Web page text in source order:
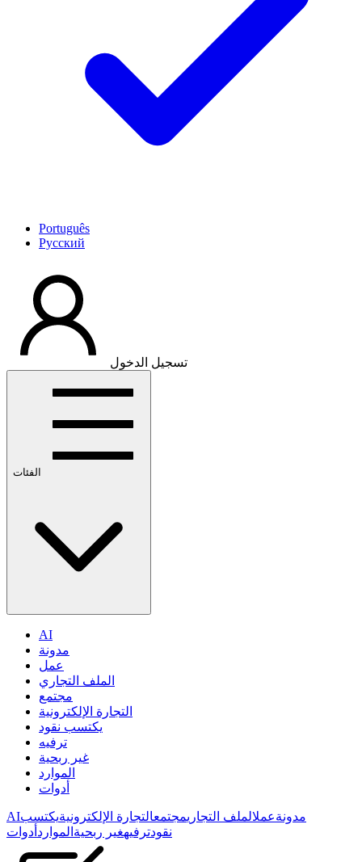
Português
Pусский
تسجيل الدخول
الفئات
AI
مدونة
عمل
الملف التجاري
مجتمع
التجارة الإلكترونية
يكتسب نقود
ترفيه
غير ربحية
الموارد
أدوات
AI مدونةعملالملف التجاريمجتمعالتجارة الإلكترونيةيكتسب
نقودترفيهغير ربحية الموارد أدوات